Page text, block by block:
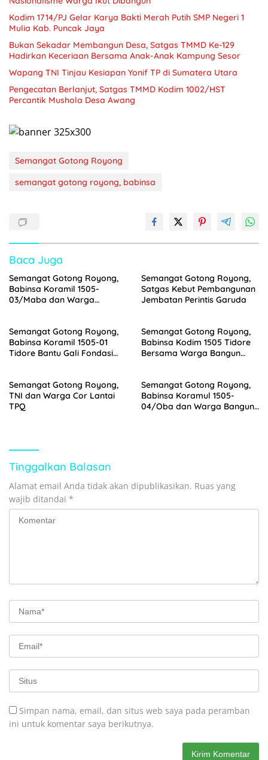
Kodim 1714/PJ Gelar Karya Bakti Merah Putih SMP Negeri 1
Mulia Kab. Puncak Jaya
Bukan Sekadar Membangun Desa, Satgas TMMD Ke-129
Hadirkan Keceriaan Bersama Anak-Anak Kampung Sesor
Wapang TNI Tinjau Kesiapan Yonif TP di Sumatera Utara
Pengecatan Berlanjut, Satgas TMMD Kodim 1002/HST
Percantik Mushola Desa Awang
Semangat Gotong Royong
semangat gotong royong, babinsa
Baca Juga
Semangat Gotong Royong,
Babinsa Koramil 1505-
03/Maba dan Warga
Semangat Gotong Royong,
Satgas Kebut Pembangunan
Jembatan Perintis Garuda
Semangat Gotong Royong,
Babinsa Koramil 1505-01
Tidore Bantu Gali Fondasi
Semangat Gotong Royong,
Babinsa Kodim 1505 Tidore
Bersama Warga Bangun
Semangat Gotong Royong,
TNI dan Warga Cor Lantai
TPQ
Semangat Gotong Royong,
Babinsa Koramul 1505-
04/Oba dan Warga Bangun
Tinggalkan Balasan
Alamat email Anda tidak akan dipublikasikan. Ruas yang
wajib ditandai *
Simpan nama, email, dan situs web saya pada peramban
ini untuk komentar saya berikutnya.